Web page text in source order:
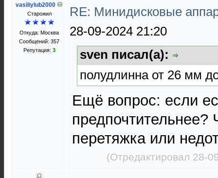
vasiliylub2000
Старожил
Откуда: Москва
Сообщений: 357
Репутация: 3
RE: Минидисковые
28-09-2024 21:20
sven писал(а):
полудлинна от 26 мм
Ещё вопрос: если
перетяжка или
(Отредактировал 28-